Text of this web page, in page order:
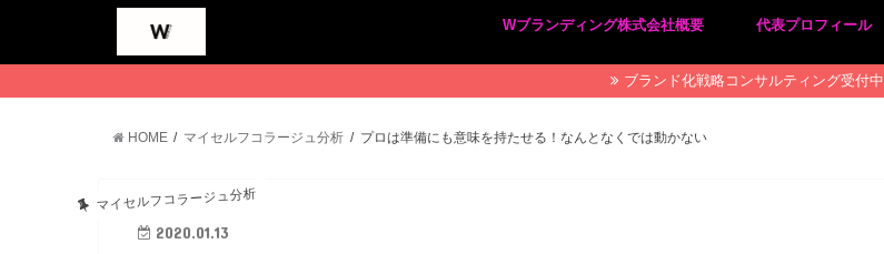
Wブランディング株式会社概要
プライバシーポリシー
特定商取引法に基づく表記
代表プロフィール
ブランド化戦略コンサルティング受付中
HOME マイセルフコラージュ分析 プロは準備にも意味を持たせる！なんとなくでは動かない
マイセルフコラージュ分析
2020.01.13